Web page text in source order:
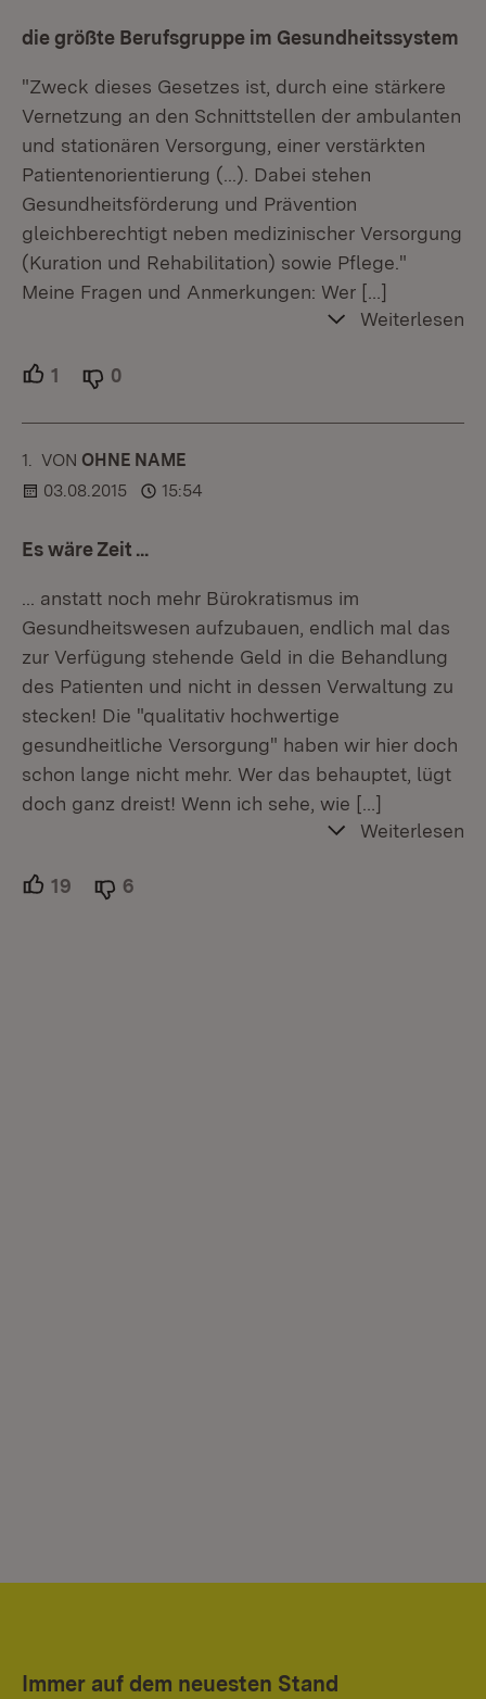
die größte Berufsgruppe im Gesundheitssystem
"Zweck dieses Gesetzes ist, durch eine stärkere
Vernetzung an den Schnittstellen der ambulanten
und stationären Versorgung, einer verstärkten
Patientenorientierung (...). Dabei stehen
Gesundheitsförderung und Prävention
gleichberechtigt neben medizinischer Versorgung
(Kuration und Rehabilitation) sowie Pflege."
Meine Fragen und Anmerkungen: Wer […]
Weiterlesen
1 Unterstützer.
0
1. KOMMENTAR
VON :OHNE NAME
03.08.2015
15:54
Es wäre Zeit ...
... anstatt noch mehr Bürokratismus im
Gesundheitswesen aufzubauen, endlich mal das
zur Verfügung stehende Geld in die Behandlung
des Patienten und nicht in dessen Verwaltung zu
stecken! Die "qualitativ hochwertige
gesundheitliche Versorgung" haben wir hier doch
schon lange nicht mehr. Wer das behauptet, lügt
doch ganz dreist! Wenn ich sehe, wie […]
Weiterlesen
19 Unterstützer.
6
Immer auf dem neuesten Stand